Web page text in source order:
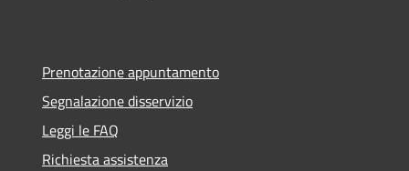
Prenotazione appuntamento
Segnalazione disservizio
Leggi le FAQ
Richiesta assistenza